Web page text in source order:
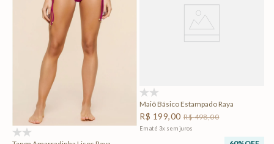
Maiô Básico Estampado Raya
R$ 199,00 R$498,00
Em até 3x sem juros